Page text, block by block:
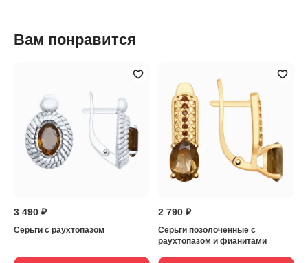
Вам понравится
3 490 ₽
Серьги с раухтопазом
2 790 ₽
Серьги позолоченные с
раухтопазом и фианитами